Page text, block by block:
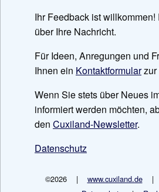
Ihr Feedback ist willkommen!
über Ihre Nachricht.
Für Ideen, Anregungen und
Ihnen ein Kontaktformularzur
Wenn Sie stets über Neues
informiert werden möchten,
den Cuxiland-Newsletter.
Datenschutz
©2026 | www.cuxiland.de|